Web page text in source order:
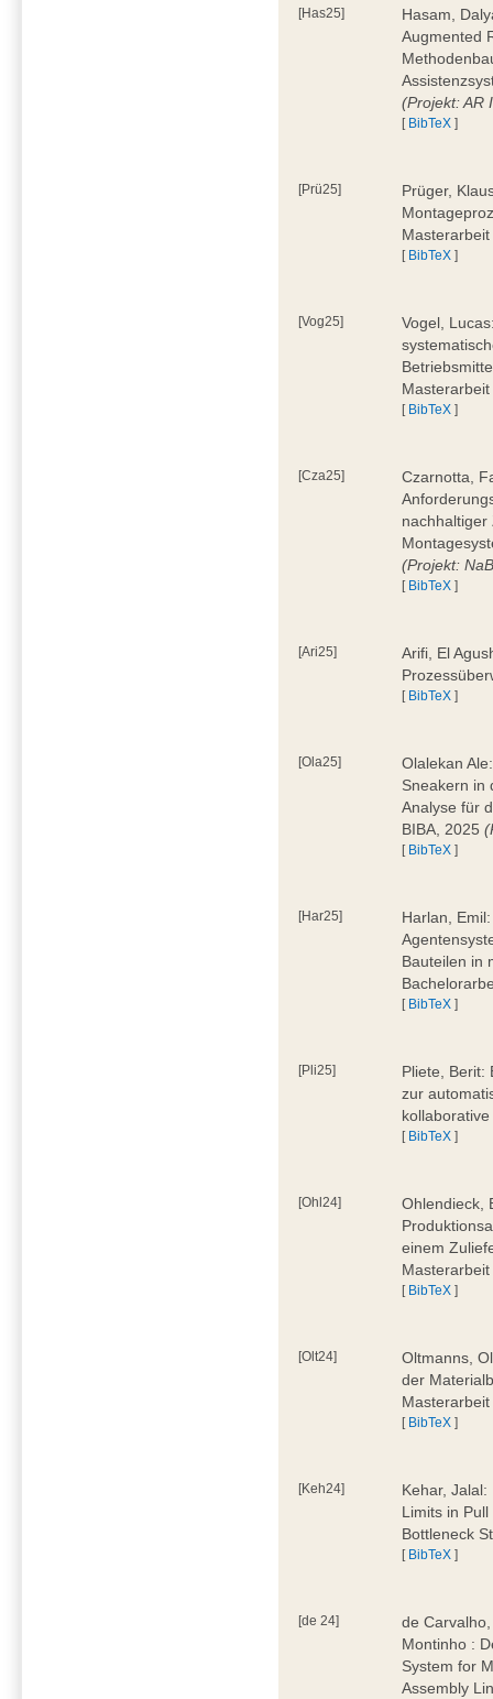
[Has25]
Hasam,
Augmented
(Projekt: AR
[ BibTeX ]
[Prü25]
Prüger,
[ BibTeX ]
[Vog25]
Vogel,
[ BibTeX ]
[Cza25]
Czarnotta,
nachhaltiger
(Projekt:
[ BibTeX ]
[Ari25]
Arifi, El
[ BibTeX ]
[Ola25]
Olalekan
Sneakern in
Analyse für
BIBA, 2025
[ BibTeX ]
[Har25]
Harlan,
Bauteilen in
[ BibTeX ]
[Pli25]
Pliete, Berit:
zur
[ BibTeX ]
[Ohl24]
Ohlendieck,
einem
[ BibTeX ]
[Olt24]
Oltmanns,
der
[ BibTeX ]
[Keh24]
Kehar,
Limits in
Bottleneck
[ BibTeX ]
[de 24]
de
Montinho :
System for
Assembly